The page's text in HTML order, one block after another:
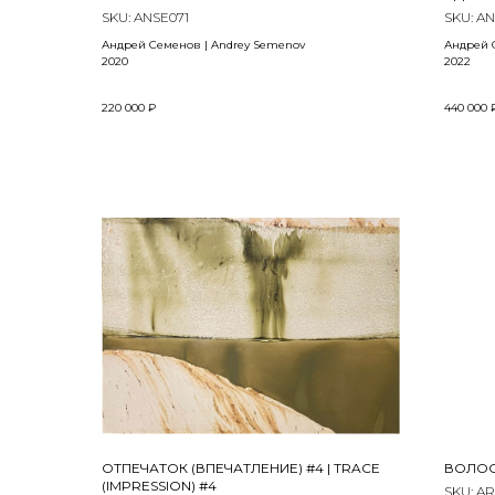
SKU: ANSE071
Андрей Семенов | Andrey Semenov
2020
60 x 50 см
220 000 ₽
SKU:
Андрей
2022
90 x 70
440 000
ОТПЕЧАТОК (ВПЕЧАТЛЕНИЕ) #4 | TRACE
(IMPRESSION) #4
SKU: